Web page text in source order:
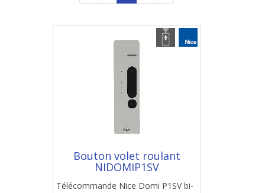
Bouton volet roulant
NIDOMIP1SV
Télécommande Nice Domi P1SV bi-